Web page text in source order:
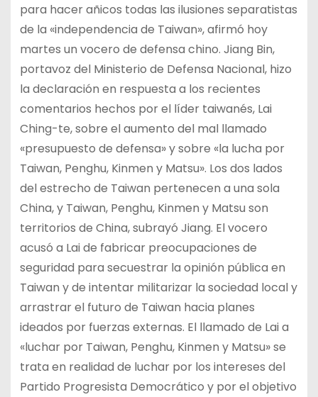
para hacer añicos todas las ilusiones separatistas
de la «independencia de Taiwan», afirmó hoy
martes un vocero de defensa chino. Jiang Bin,
portavoz del Ministerio de Defensa Nacional, hizo
la declaración en respuesta a los recientes
comentarios hechos por el líder taiwanés, Lai
Ching-te, sobre el aumento del mal llamado
«presupuesto de defensa» y sobre «la lucha por
Taiwan, Penghu, Kinmen y Matsu». Los dos lados
del estrecho de Taiwan pertenecen a una sola
China, y Taiwan, Penghu, Kinmen y Matsu son
territorios de China, subrayó Jiang. El vocero
acusó a Lai de fabricar preocupaciones de
seguridad para secuestrar la opinión pública en
Taiwan y de intentar militarizar la sociedad local y
arrastrar el futuro de Taiwan hacia planes
ideados por fuerzas externas. El llamado de Lai a
«luchar por Taiwan, Penghu, Kinmen y Matsu» se
trata en realidad de luchar por los intereses del
Partido Progresista Democrático y por el objetivo